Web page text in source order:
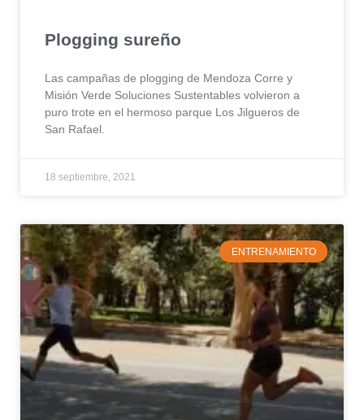
Plogging sureño
Las campañas de plogging de Mendoza Corre y
Misión Verde Soluciones Sustentables volvieron a
puro trote en el hermoso parque Los Jilgueros de
San Rafael.
18 septiembre, 2021
ENTRENAMIENTO